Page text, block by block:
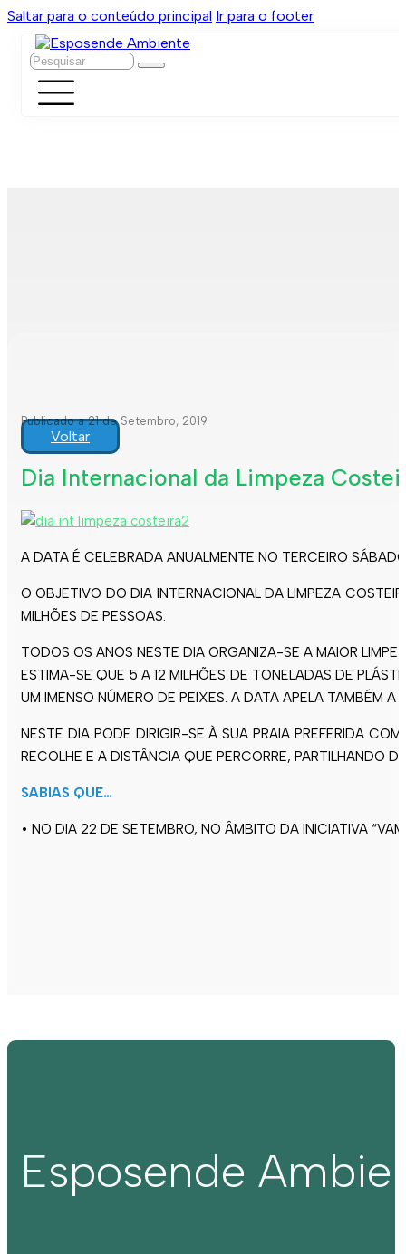
Saltar para o conteúdo principal Ir para o footer
Pesquisar
Publicado a 21 de Setembro, 2019
Voltar
Dia Internacional da Limpeza
A DATA É CELEBRADA ANUALMENTE NO TERCEIRO
O OBJETIVO DO DIA INTERNACIONAL DA LIMPEZA
MILHÕES DE PESSOAS.
TODOS OS ANOS NESTE DIA ORGANIZA-SE A MAIOR
ESTIMA-SE QUE 5 A 12 MILHÕES DE TONELADAS DE
UM IMENSO NÚMERO DE PEIXES. A DATA APELA TAMBÉM
NESTE DIA PODE DIRIGIR-SE À SUA PRAIA PREFERIDA
RECOLHE E A DISTÂNCIA QUE PERCORRE, PARTILHANDO
SABIAS QUE…
• NO DIA 22 DE SETEMBRO, NO ÂMBITO DA INICIATIVA
Esposende